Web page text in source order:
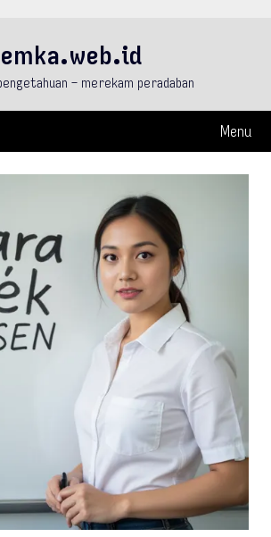
emka.web.id
– merekam peradaban
Menu